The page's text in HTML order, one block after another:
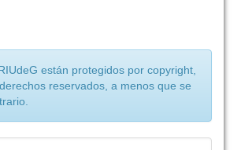
están protegidos por copyright,
reservados, a menos que se